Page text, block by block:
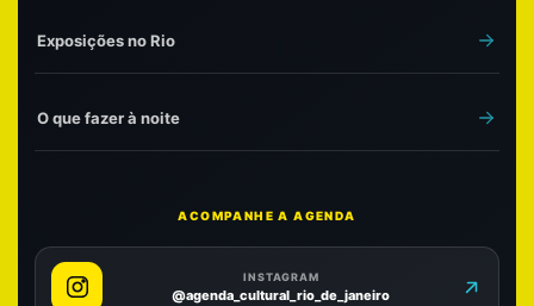
Exposições no Rio
O que fazer à noite
ACOMPANHE A AGENDA
INSTAGRAM
@agenda_cultural_rio_de_janeiro